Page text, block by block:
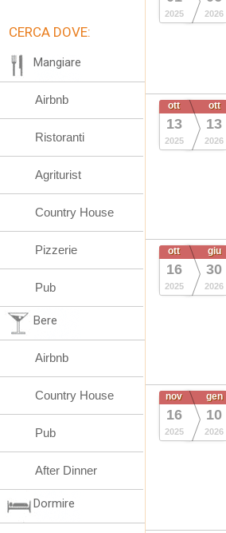
2025 2026
ott
13
2025
ott
13
2026
ott
16
2025
giu
30
2026
nov
16
2025
gen
10
2026
CERCA DOVE:
Mangiare
Airbnb
Ristoranti
Agriturist
Country House
Pizzerie
Pub
Bere
Airbnb
Country House
Pub
After Dinner
Dormire